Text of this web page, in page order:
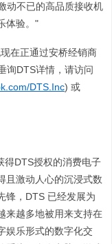
动不已的高品质接收机
体验。"
在正通过安桥经销商
询DTS详情，请访问
DTS.Inc) 或
得DTS授权的消费电子
且激动人心的沉浸式数
锋，DTS 已经发展为
来越多地被用来支持在
娱乐形式的数字化交